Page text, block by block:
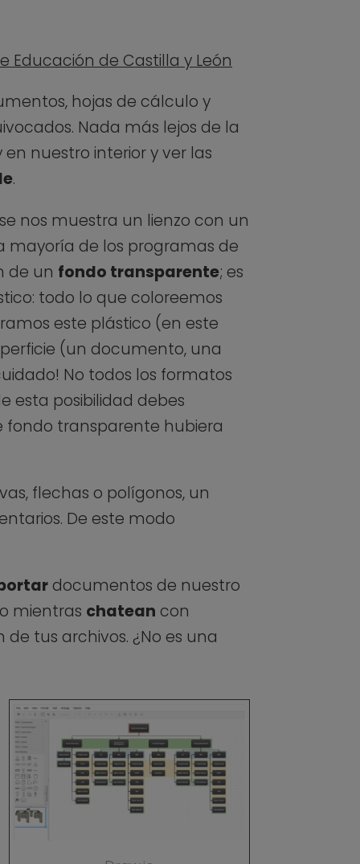
Educación de Castilla y León
hojas de cálculo y
Nada más lejos de la
nuestro interior y ver las
.
nos muestra un lienzo con un
mayoría de los programas de
de un fondo transparente; es
todo lo que coloreemos
este plástico (en este
(un documento, una
No todos los formatos
esta posibilidad debes
fondo transparente hubiera
flechas o polígonos, un
De este modo
documentos de nuestro
mientras chatean con
tus archivos. ¿No es una